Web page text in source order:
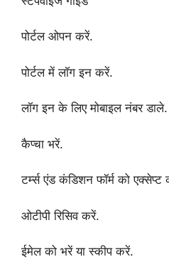
पोर्टल ओपन करें.
पोर्टल में लॉग इन करें.
लॉग इन के लिए मोबाइल नंबर डाले.
कैप्चा भरें.
टर्म्स एंड कंडिशन फॉर्म को एक्सेप्ट
ओटीपी रिसिव करें.
ईमेल को भरें या स्कीप करें.